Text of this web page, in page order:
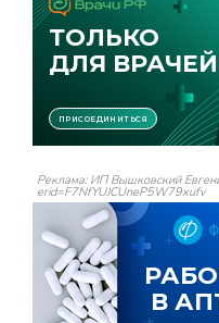
Реклама: ИП Вышковский
erid=F7NfYUJCUneP5W79xufv